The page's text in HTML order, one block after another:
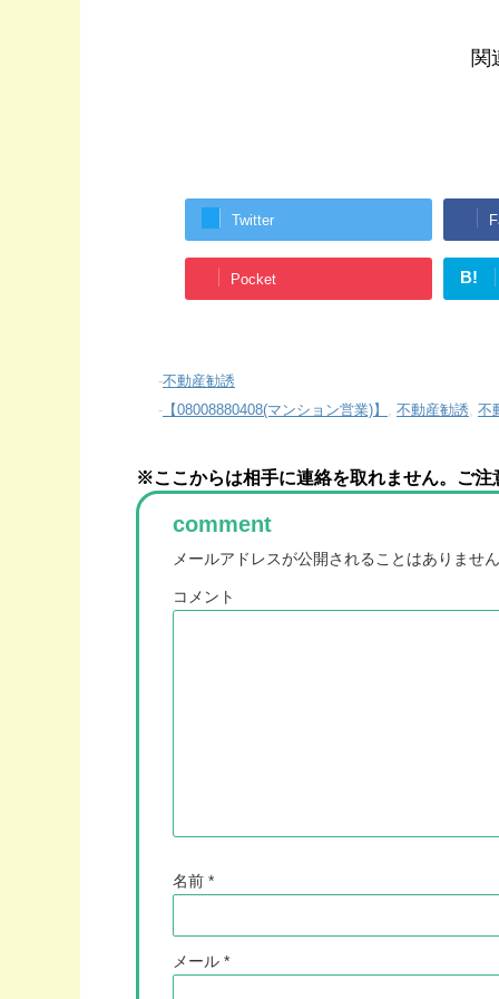
関
Twitter
Pocket B!
-不動産勧誘
- 【08008880408(マンション営業)】 , 不動産勧誘, 不
※ここからは相手に連絡を取れません。ご注
comment
メールアドレスが公開されることはありませ
コメント
名前 *
メール *